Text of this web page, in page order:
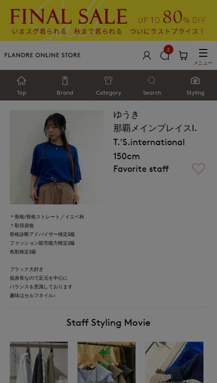
2
メニュー
Top Brand Category Search Styling
ゆうき
那覇メインプレイスI.
T.'S.international
150cm
Favorite staff
＊骨格/骨格ストレート／イエベ秋
＊取得資格
骨格診断アドバイザー検定2級
ファッション販売能力検定2級
色彩検定2級
ブラック大好き
低身長なので足元を中心に
バランスを意識しております
趣味はセルフネイル♪
Staff Styling Movie